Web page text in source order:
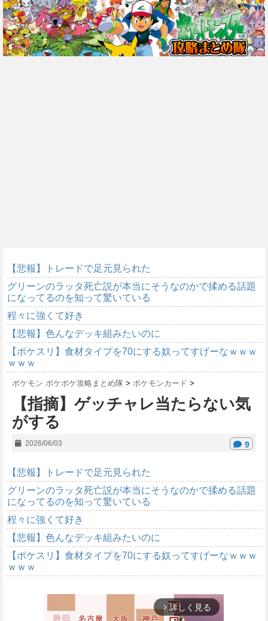
【悲報】トレードで足元見られた
グリーンのラッタ死亡説が本当にそうなのかで揉める話題
になってるのを知って驚いている
程々に強くて好き
【悲報】色んなデッキ組みたいのに
【ポケスリ】食材タイプを70にする奴ってすげーなｗｗｗ
ｗｗｗ
ポケモン ポケポケ攻略まとめ隊 > ポケモンカード >
【指摘】ゲッチャレ当たらない気
がする
2026/06/03 9
【悲報】トレードで足元見られた
グリーンのラッタ死亡説が本当にそうなのかで揉める話題
になってるのを知って驚いている
程々に強くて好き
【悲報】色んなデッキ組みたいのに
【ポケスリ】食材タイプを70にする奴ってすげーなｗｗｗ
ｗｗｗ
arrow_forward_ios 詳しく見る